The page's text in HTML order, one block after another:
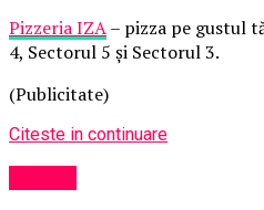
Pizzeria IZA– pizza pe gustul
4, Sectorul 5 și Sectorul 3.
(Publicitate)
Citeste in continuare